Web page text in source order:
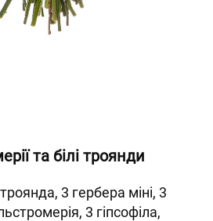
та білі троянди
3 гербера міні, 3
3 гіпсофіла,